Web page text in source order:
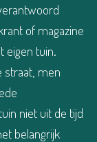
of magazine
eigen tuin.
straat, men
niet uit de tijd
belangrijk